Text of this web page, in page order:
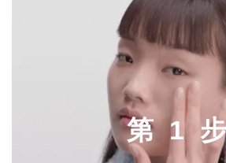
第 1 步